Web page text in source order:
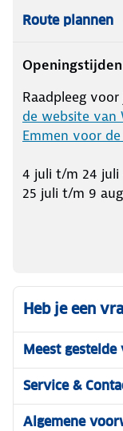
Route plannen
Openingstijden
Raadpleeg
de website van
Emmen voor
4 juli t/m 24 juli
25 juli t/m 9
Heb je een
Meest gestelde
Service &
Algemene